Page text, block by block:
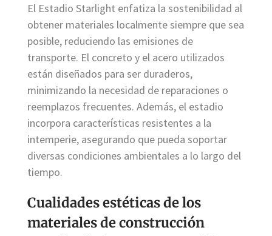
El Estadio Starlight enfatiza la sostenibilidad al
obtener materiales localmente siempre que sea
posible, reduciendo las emisiones de
transporte. El concreto y el acero utilizados
están diseñados para ser duraderos,
minimizando la necesidad de reparaciones o
reemplazos frecuentes. Además, el estadio
incorpora características resistentes a la
intemperie, asegurando que pueda soportar
diversas condiciones ambientales a lo largo del
tiempo.
Cualidades estéticas de los
materiales de construcción